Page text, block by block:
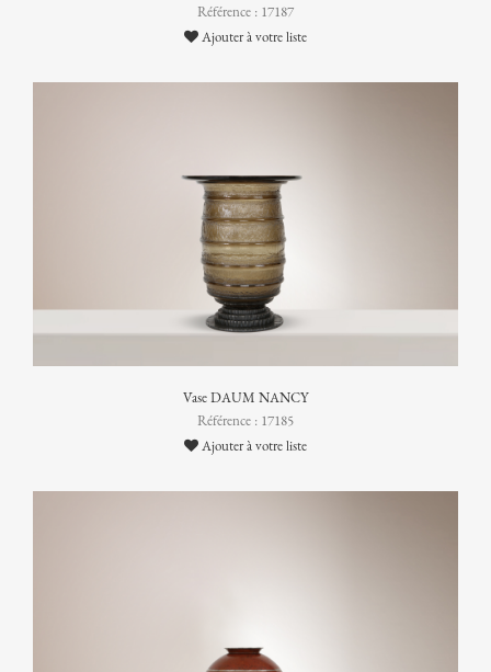
Référence : 17187
Ajouter à votre liste
Vase DAUM NANCY
Référence : 17185
Ajouter à votre liste